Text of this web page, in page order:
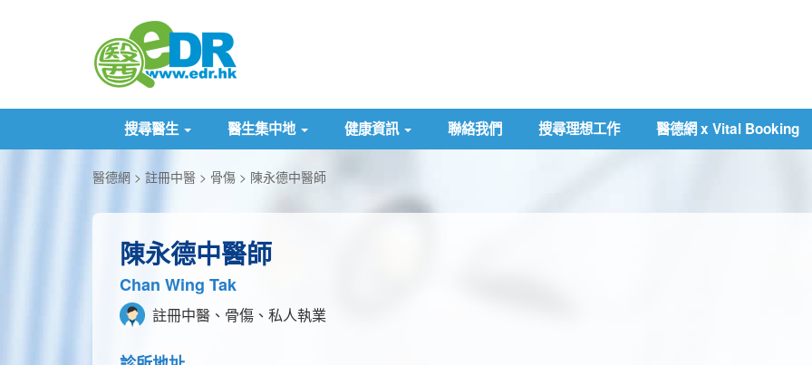
搜尋醫生 醫生集中地 健康資訊 聯絡我們 搜尋理想工作 醫德網 x Vital Booking
醫德網 註冊中醫 骨傷 陳永德中醫師
陳永德中醫師
Chan Wing Tak
註冊中醫、骨傷、私人執業